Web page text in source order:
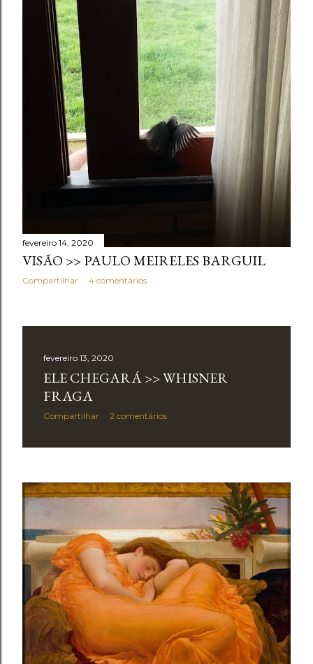
fevereiro 14, 2020
VISÃO >> PAULO MEIRELES BARGUIL
Compartilhar 4 comentários
fevereiro 13, 2020
ELE CHEGARÁ >> WHISNER
FRAGA
Compartilhar 2 comentários